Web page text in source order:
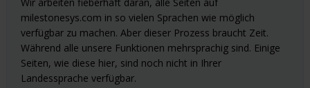
milestonesys.com in so vielen Sprachen wie möglich
verfügbar zu machen. Aber dieser Prozess braucht Zeit.
Während alle unsere Funktionen mehrsprachig sind. Einige
Seiten, wie diese hier, sind noch nicht in Ihrer
Landessprache verfügbar.